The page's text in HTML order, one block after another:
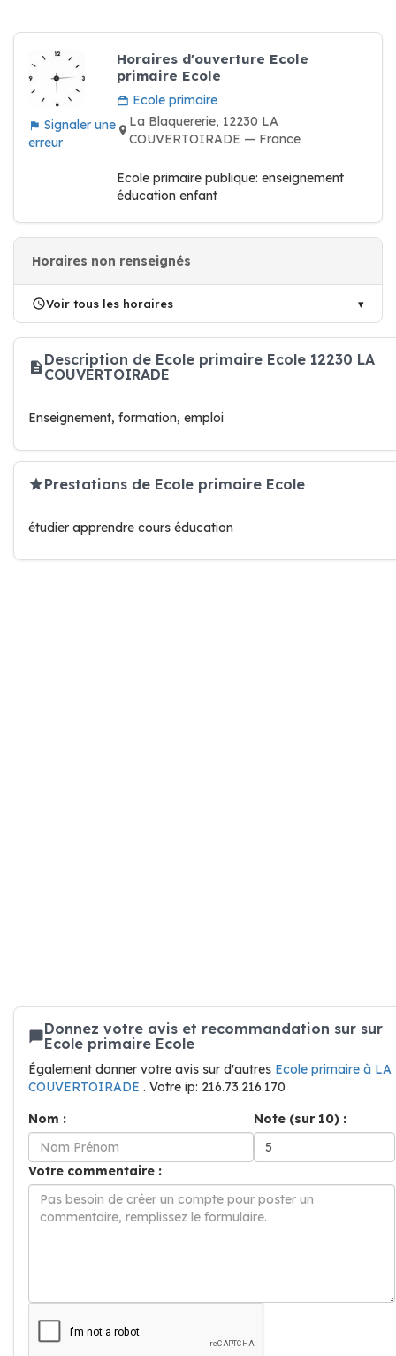
Signaler une
erreur
Horaires d'ouverture Ecole
primaire Ecole
Ecole primaire
La Blaquererie, 12230 LA
COUVERTOIRADE — France
Ecole primaire publique: enseignement
éducation enfant
Horaires non renseignés
Voir tous les horaires
Description de Ecole primaire Ecole 12230 LA
COUVERTOIRADE
Enseignement, formation, emploi
Prestations de Ecole primaire Ecole
étudier apprendre cours éducation
Donnez votre avis et recommandation sur sur
Ecole primaire Ecole
Également donner votre avis sur d'autres Ecole primaire à LA
COUVERTOIRADE . Votre ip: 216.73.216.170
Nom :
Note (sur 10) :
Votre commentaire :